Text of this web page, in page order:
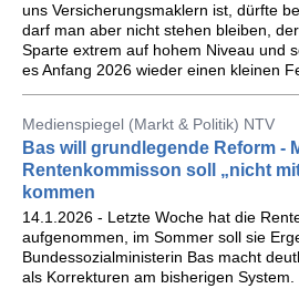
uns Versicherungsmaklern ist, dürfte
darf man aber nicht stehen bleiben,
Sparte extrem auf hohem Niveau und
es Anfang 2026 wieder einen kleinen
Medienspiegel (Markt & Politik) NTV
Bas will grundlegende Reform -
Rentenkommisson soll „nicht
kommen
14.1.2026 - Letzte Woche hat die
aufgenommen, im Sommer soll sie
Bundessozialministerin Bas macht
als Korrekturen am bisherigen System.